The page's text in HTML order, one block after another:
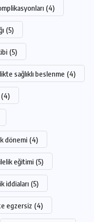
(4)
(5)
(5)
sağlıklı beslenme (4)
(4)
dönemi (4)
eğitimi (5)
iddiaları (5)
egzersiz (4)